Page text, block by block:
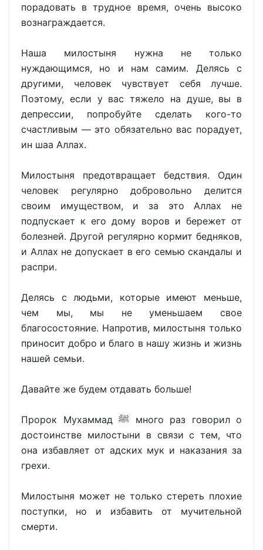
порадовать в трудное время, очень высоко
вознаграждается.
Наша милостыня нужна не только
нуждающимся, но и нам самим. Делясь с
другими, человек чувствует себя лучше.
Поэтому, если у вас тяжело на душе, вы в
депрессии, попробуйте сделать кого-то
счастливым — это обязательно вас порадует,
ин шаa Аллах.
Милостыня предотвращает бедствия. Один
человек регулярно добровольно делится
своим имуществом, и за это Аллах не
подпускает к его дому воров и бережет от
болезней. Другой регулярно кормит бедняков,
и Аллах не допускает в его семью скандалы и
распри.
Делясь с людьми, которые имеют меньше,
чем мы, мы не уменьшаем свое
благосостояние. Напротив, милостыня только
приносит добро и благо в нашу жизнь и жизнь
нашей семьи.
Давайте же будем отдавать больше!
Пророк Мухаммад ﷺ много раз говорил о
достоинстве милостыни в связи с тем, что
она избавляет от адских мук и наказания за
грехи.
Милостыня может не только стереть плохие
поступки, но и избавить от мучительной
смерти.